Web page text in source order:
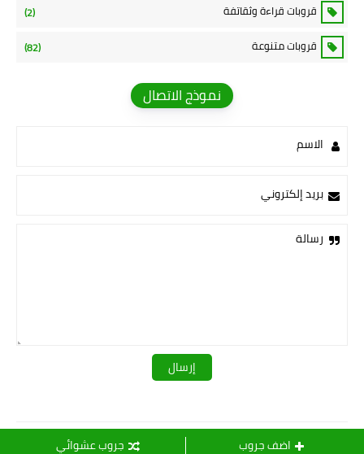
اضف جروب جروب عشوائي
قروبات قراءة وثقاتفة (2)
قروبات متنوعة (82)
نموذج الاتصال
الاسم
بريد إلكتروني
رسالة
قـــــروبات ســ💛ــيدرا